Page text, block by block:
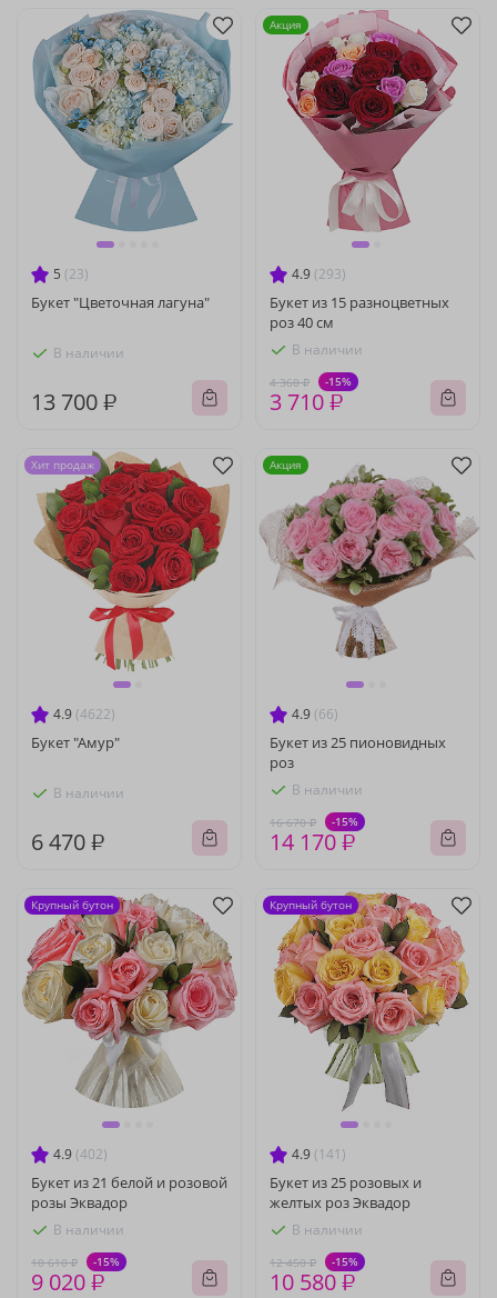
5 (23)
Букет "Цветочная лагуна"
В наличии
13 700 ₽
4.9 (293)
Букет из 15 разноцветных
роз 40 см
В наличии
4 360 ₽ -15%
3 710 ₽
Акция
4.9 (4622)
Букет "Амур"
В наличии
6 470 ₽
Хит продаж
4.9 (66)
Букет из 25 пионовидных
роз
В наличии
16 670 ₽ -15%
14 170 ₽
Акция
4.9 (402)
Букет из 21 белой и розовой
розы Эквадор
В наличии
10 610 ₽ -15%
9 020 ₽
Крупный бутон
4.9 (141)
Букет из 25 розовых и
желтых роз Эквадор
В наличии
12 450 ₽ -15%
10 580 ₽
Крупный бутон